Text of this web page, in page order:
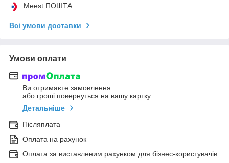
Meest ПОШТА
Всі умови доставки
Умови оплати
Ви отримаєте замовлення
або гроші повернуться на вашу картку
Детальніше
Післяплата
Оплата на рахунок
Оплата за виставленим рахунком для бізнес-користувачів